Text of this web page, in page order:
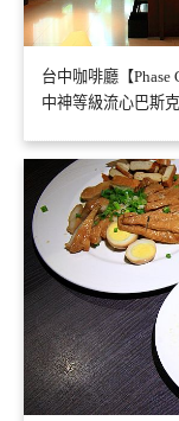
台中咖啡廳【Phase
中神等級流心巴斯